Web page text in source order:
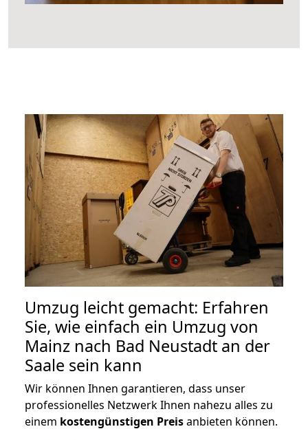
Umzug leicht gemacht: Erfahren
Sie, wie einfach ein Umzug von
Mainz nach Bad Neustadt an der
Saale sein kann
Wir können Ihnen garantieren, dass unser
professionelles Netzwerk Ihnen nahezu alles zu
einem kostengünstigen Preisanbieten können.